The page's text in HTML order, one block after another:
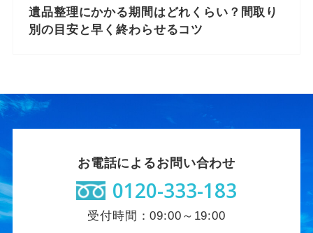
遺品整理にかかる期間はどれくらい？間取り
別の目安と早く終わらせるコツ
お電話によるお問い合わせ
0120-333-183
受付時間：09:00～19:00